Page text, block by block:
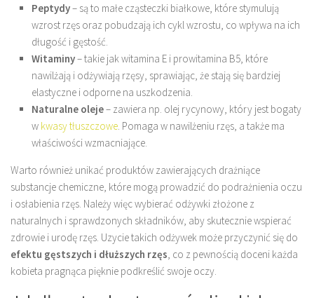
Peptydy– są to małe cząsteczki białkowe, które stymulują
wzrost rzęs oraz pobudzają ich cykl wzrostu, co wpływa na ich
długość i gęstość.
Witaminy– takie jak witamina E i prowitamina B5, które
nawilżają i odżywiają rzęsy, sprawiając, że stają się bardziej
elastyczne i odporne na uszkodzenia.
Naturalne oleje– zawiera np. olej rycynowy, który jest bogaty
w kwasy tłuszczowe. Pomaga w nawilżeniu rzęs, a także ma
właściwości wzmacniające.
Warto również unikać produktów zawierających drażniące
substancje chemiczne, które mogą prowadzić do podrażnienia oczu
i osłabienia rzęs. Należy więc wybierać odżywki złożone z
naturalnych i sprawdzonych składników, aby skutecznie wspierać
zdrowie i urodę rzęs. Uzycie takich odżywek może przyczynić się do
efektu gęstszych i dłuższych rzęs, co z pewnością doceni każda
kobieta pragnąca pięknie podkreślić swoje oczy.